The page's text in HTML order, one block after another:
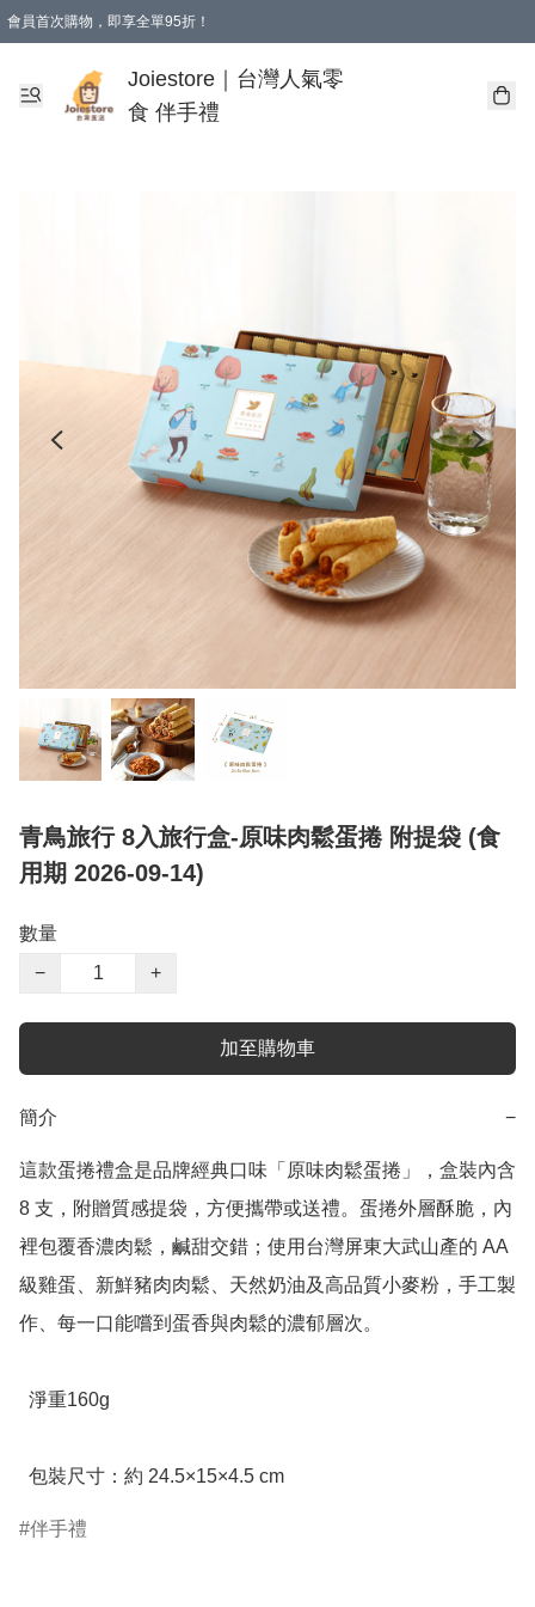
會員首次購物，即享全單95折！
購物滿 HKD 350.00即享免運費優惠！（適用於 本地送貨、本地取貨 )
Joiestore｜台灣人氣零
食 伴手禮
青鳥旅行 8入旅行盒-原味肉鬆蛋捲 附提袋 (食
用期 2026-09-14)
數量
−
+
加至購物車
簡介 −
這款蛋捲禮盒是品牌經典口味「原味肉鬆蛋捲」，盒裝內含
8 支，附贈質感提袋，方便攜帶或送禮。蛋捲外層酥脆，內
裡包覆香濃肉鬆，鹹甜交錯；使用台灣屏東大武山產的 AA
級雞蛋、新鮮豬肉肉鬆、天然奶油及高品質小麥粉，手工製
作、每一口能嚐到蛋香與肉鬆的濃郁層次。
  包裝尺寸：約 24.5×15×4.5 cm
伴手禮